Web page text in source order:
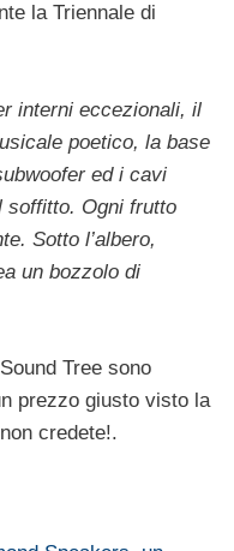
la Triennale di
interni eccezionali, il
poetico, la base
ed i cavi
soffitto. Ogni frutto
Sotto l’albero,
un bozzolo di
Tree sono
prezzo giusto visto la
credete!.